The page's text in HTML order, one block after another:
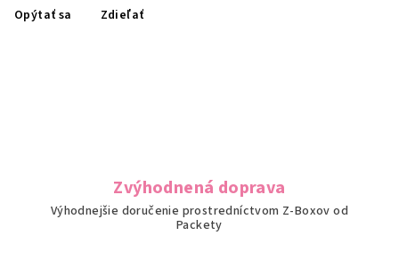
Opýtať sa Zdieľať
Zvýhodnená doprava
Výhodnejšie doručenie prostredníctvom Z-Boxov od
Packety